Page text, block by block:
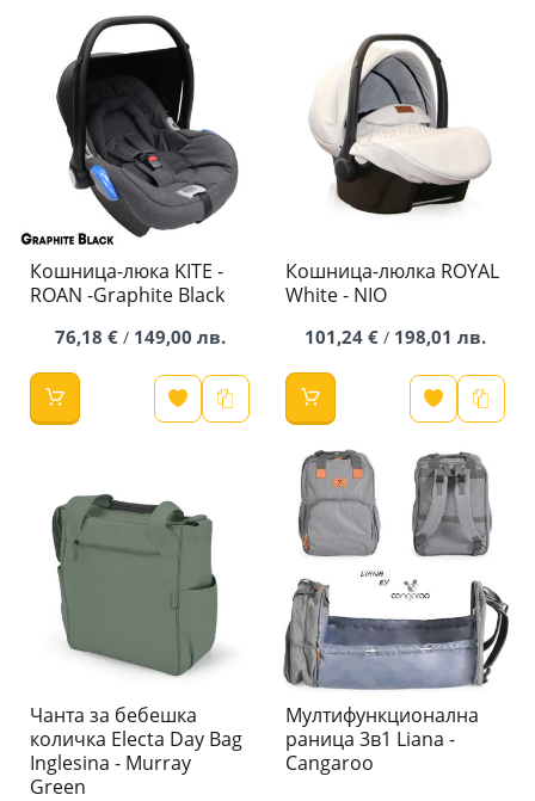
Кошница-люка KITE -
ROAN -Graphite Black
76,18 €/ 149,00 лв.
Кошница-люлка ROYAL
White - NIO
101,24 € / 198,01 лв.
Чанта за бебешка
количка Electa Day Bag
Inglesina - Murray
Green
Мултифункционална
раница 3в1 Liana -
Cangaroo